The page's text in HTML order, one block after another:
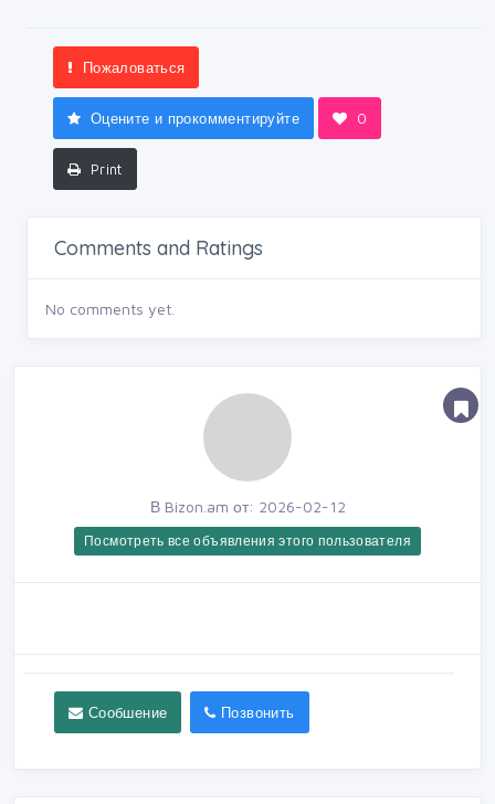
Пожаловаться
Оцените и прокомментируйте 0
Print
Comments and Ratings
No comments yet.
В Bizon.am от: 2026-02-12
Посмотреть все объявления этого пользователя
Сообшение Позвонить